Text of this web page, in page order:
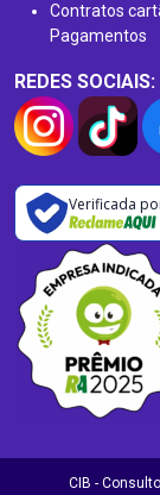
Contratos
Pagamentos
REDES SOCIAIS:
Verificada
CIB -